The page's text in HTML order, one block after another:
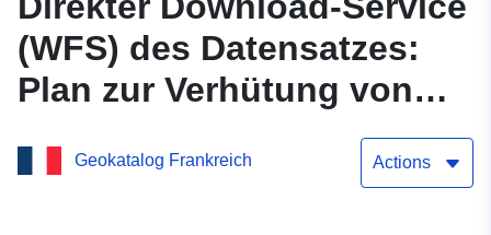
(WFS) des Datensatzes:
Plan zur Verhütung von
Feldbewegung –
Geokatalog Frankreich Actions